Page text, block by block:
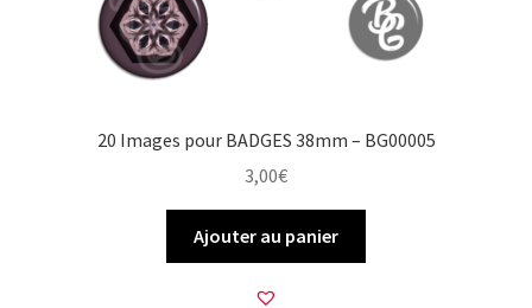
20 Images pour BADGES 38mm – BG00005
3,00€
Ajouter au panier